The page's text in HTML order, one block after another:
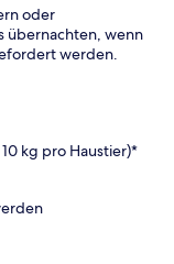
oder
übernachten, wenn
werden.
kg pro Haustier)*